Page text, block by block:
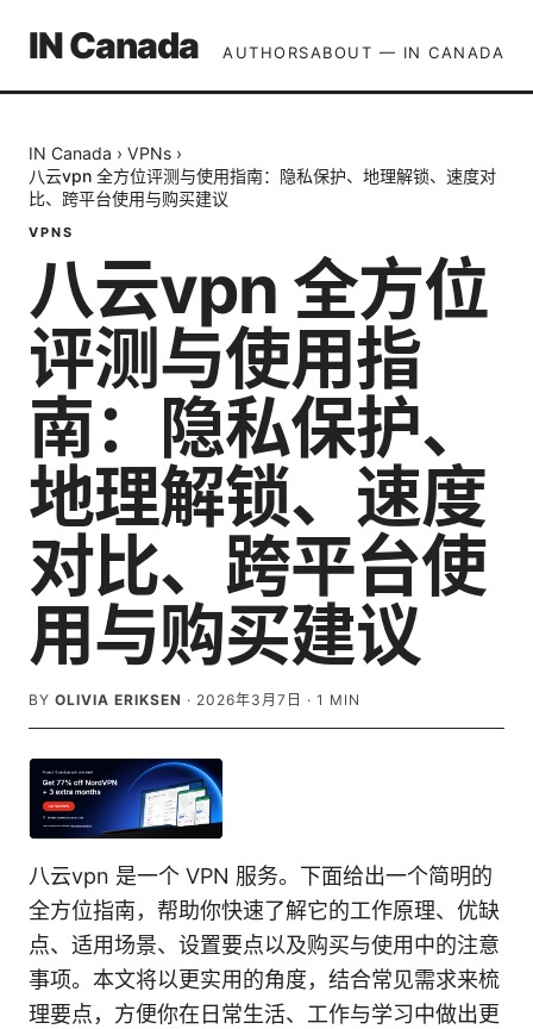
IN Canada AUTHORSABOUT — IN CANADA
IN Canada › VPNs ›
八云vpn 全方位评测与使用指南：隐私保护、地理解锁、速度对
比、跨平台使用与购买建议
VPNS
八云vpn 全方位
评测与使用指
南：隐私保护、
地理解锁、速度
对比、跨平台使
用与购买建议
BY OLIVIA ERIKSEN · 2026年3月7日 · 1 MIN
八云vpn 是一个 VPN 服务。下面给出一个简明的
全方位指南，帮助你快速了解它的工作原理、优缺
点、适用场景、设置要点以及购买与使用中的注意
事项。本文将以更实用的角度，结合常见需求来梳
理要点，方便你在日常生活、工作与学习中做出更